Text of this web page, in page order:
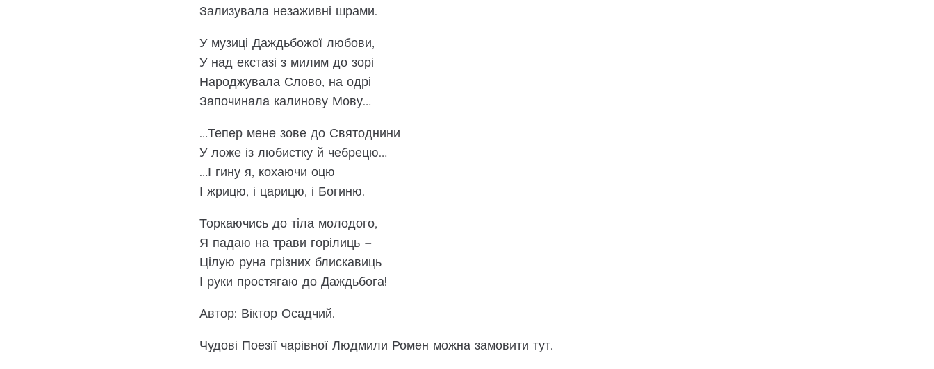
Зализувала незаживні шрами.
У музиці Даждьбожої любови,
У над екстазі з милим до зорі
Народжувала Слово, на одрі –
Започинала калинову Мову…
…Тепер мене зове до Святоднини
У ложе із любистку й чебрецю…
…І гину я, кохаючи оцю
І жрицю, і царицю, і Богиню!
Торкаючись до тіла молодого,
Я падаю на трави горілиць –
Цілую руна грізних блискавиць
І руки простягаю до Даждьбога!
Автор: Віктор Осадчий.
Чудові Поезії чарівної Людмили Ромен можна замовити тут.